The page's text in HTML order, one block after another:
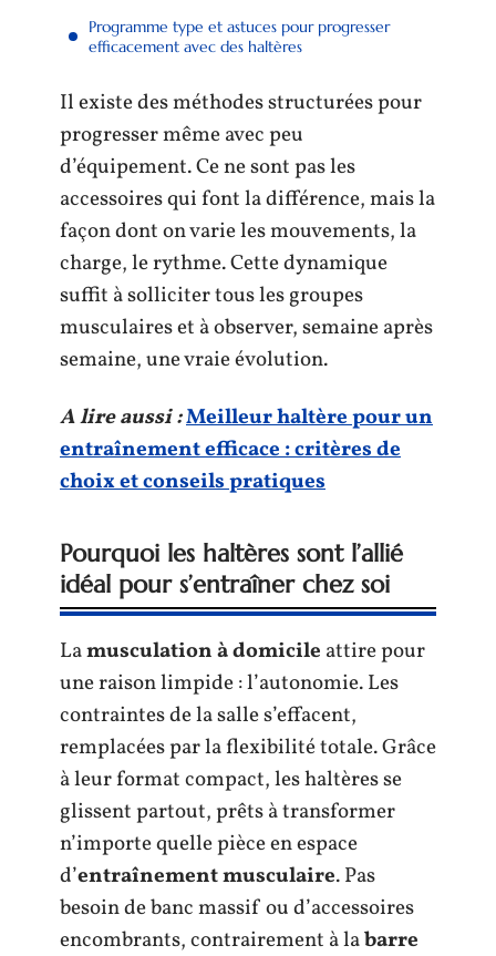
Programme type et astuces pour progresser
efficacement avec des haltères
Il existe des méthodes structurées pour
progresser même avec peu
d’équipement. Ce ne sont pas les
accessoires qui font la différence, mais la
façon dont on varie les mouvements, la
charge, le rythme. Cette dynamique
suffit à solliciter tous les groupes
musculaires et à observer, semaine après
semaine, une vraie évolution.
A lire aussi :Meilleur haltère pour un
entraînement efficace : critères de
choix et conseils pratiques
Pourquoi les haltères sont l’allié
idéal pour s’entraîner chez soi
Lamusculation à domicile attire pour
une raison limpide : l’autonomie. Les
contraintes de la salle s’effacent,
remplacées par la flexibilité totale. Grâce
à leur format compact, les haltères se
glissent partout, prêts à transformer
n’importe quelle pièce en espace
d’entraînement musculaire. Pas
besoin de banc massif ou d’accessoires
encombrants, contrairement à labarre